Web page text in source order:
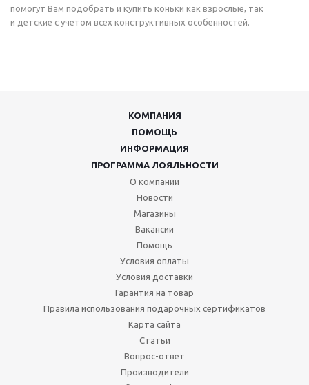
помогут Вам подобрать и купить коньки как взрослые, так
и детские с учетом всех конструктивных особенностей.
КОМПАНИЯ
ПОМОЩЬ
ИНФОРМАЦИЯ
ПРОГРАММА ЛОЯЛЬНОСТИ
О компании
Новости
Магазины
Вакансии
Помощь
Условия оплаты
Условия доставки
Гарантия на товар
Правила использования подарочных сертификатов
Карта сайта
Статьи
Вопрос-ответ
Производители